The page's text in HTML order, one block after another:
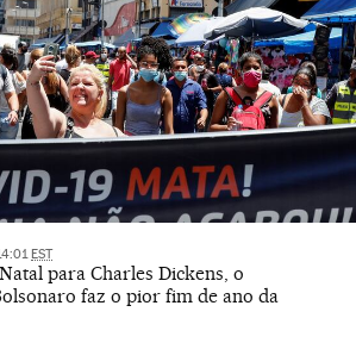
EST
para Charles Dickens, o
faz o pior fim de ano da